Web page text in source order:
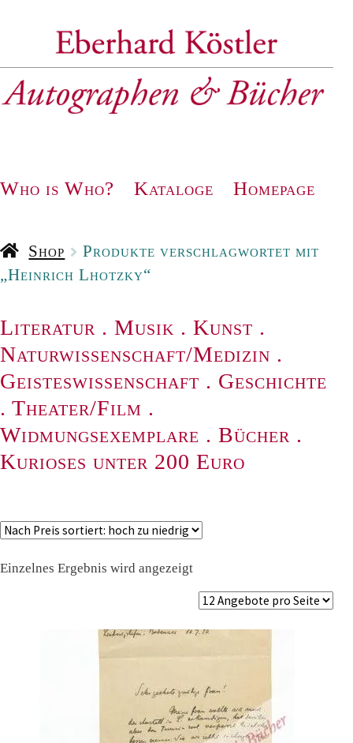
Navigation
Who is Who? Kataloge Homepage
Shop
Produkte verschlagwortet mit
„Heinrich Lhotzky“
Literatur . Musik . Kunst .
Naturwissenschaft/Medizin .
Geisteswissenschaft . Geschichte
. Theater/Film .
Widmungsexemplare . Bücher .
Kurioses unter 200 Euro
Einzelnes Ergebnis wird angezeigt